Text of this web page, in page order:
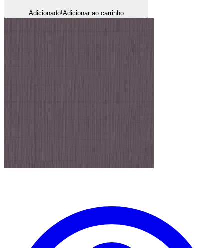
Adicionado!Adicionar ao carrinho